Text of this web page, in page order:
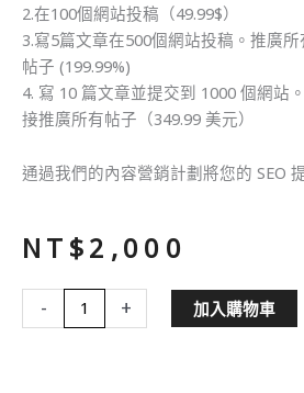
2.在100個網站投稿（49.99$）
3.寫5篇文章在500個網站投稿。推廣
帖子 (199.99%)
4. 寫 10 篇文章並提交到 1000 個網站
接推廣所有帖子（349.99 美元）
通過我們的內容營銷計劃將您的 SEO
NT$2,000
-
內
+ 加入購物車